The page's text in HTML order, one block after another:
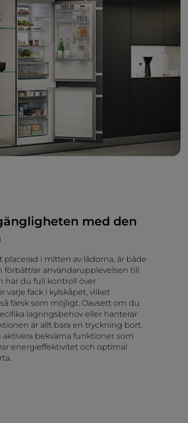
med den
placerad i mitten av lådorna, är både
förbättrar användarupplevelsen till
har du full kontroll över
fack i kylskåpet, vilket
färsk som möjligt. Oavsett om du
lagringsbehov eller hanterar
är allt bara en tryckning bort.
bekväma funktioner som
energieffektivitet och optimal